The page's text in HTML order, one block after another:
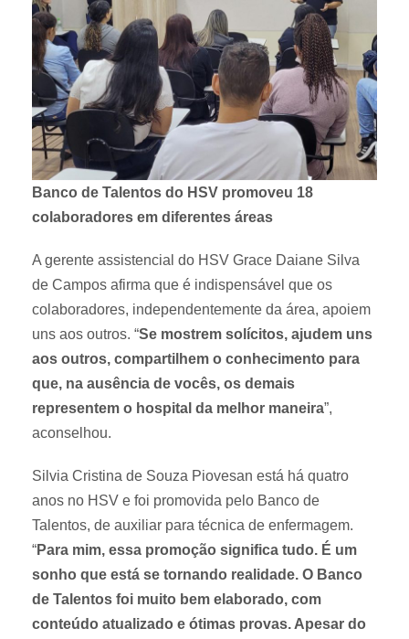
Banco de Talentos do HSV promoveu 18
colaboradores em diferentes áreas
A gerente assistencial do HSV Grace Daiane Silva
de Campos afirma que é indispensável que os
colaboradores, independentemente da área, apoiem
uns aos outros. “Se mostrem solícitos, ajudem uns
aos outros, compartilhem o conhecimento para
que, na ausência de vocês, os demais
representem o hospital da melhor maneira”,
aconselhou.
Silvia Cristina de Souza Piovesan está há quatro
anos no HSV e foi promovida pelo Banco de
Talentos, de auxiliar para técnica de enfermagem.
“Para mim, essa promoção significa tudo. É um
sonho que está se tornando realidade. O Banco
de Talentos foi muito bem elaborado, com
conteúdo atualizado e ótimas provas. Apesar do